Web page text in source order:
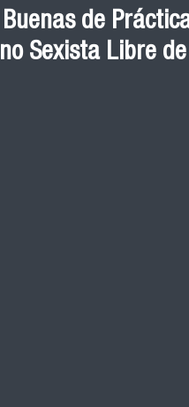
de
Sexista Libre